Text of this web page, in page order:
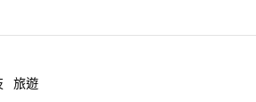
旅遊